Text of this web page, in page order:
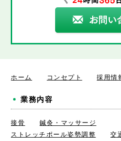
ホーム コンセプト 採用情
業務内容
接骨
鍼灸・マッサージ
ストレッチポール姿勢調整
交